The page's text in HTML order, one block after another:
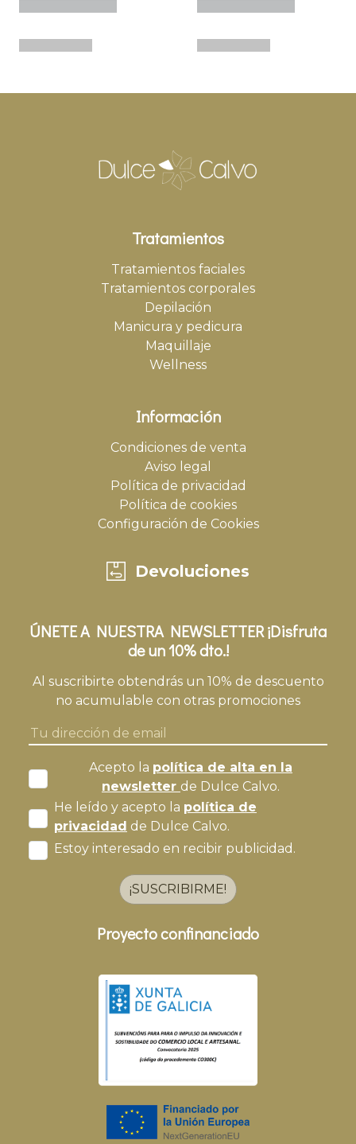
Tratamientos
Tratamientos faciales
Tratamientos corporales
Depilación
Manicura y pedicura
Maquillaje
Wellness
Información
Condiciones de venta
Aviso legal
Política de privacidad
Política de cookies
Configuración de Cookies
Devoluciones
ÚNETE A NUESTRA NEWSLETTER ¡Disfruta
de un 10% dto.!
Al suscribirte obtendrás un 10% de descuento
no acumulable con otras promociones
Acepto la política de alta en la
newsletter de Dulce Calvo.
He leído y acepto la política de
privacidad de Dulce Calvo.
Estoy interesado en recibir publicidad.
¡SUSCRIBIRME!
Proyecto confinanciado